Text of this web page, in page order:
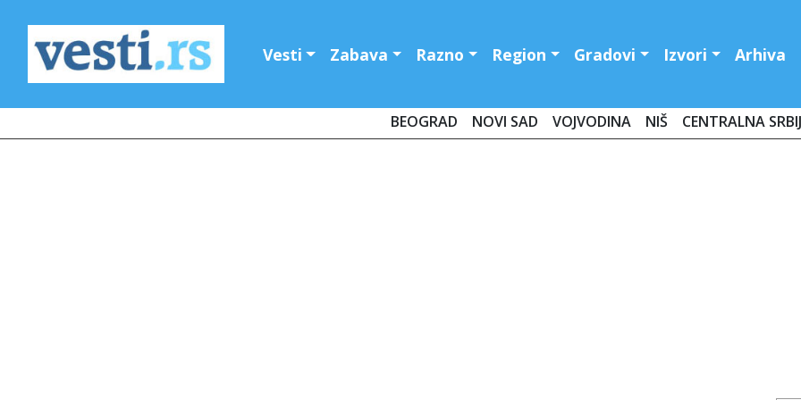
Vesti Zabava Razno Region Gradovi Izvori Arhiva
BEOGRAD NOVI SAD VOJVODINA NIŠ CENTRALNA